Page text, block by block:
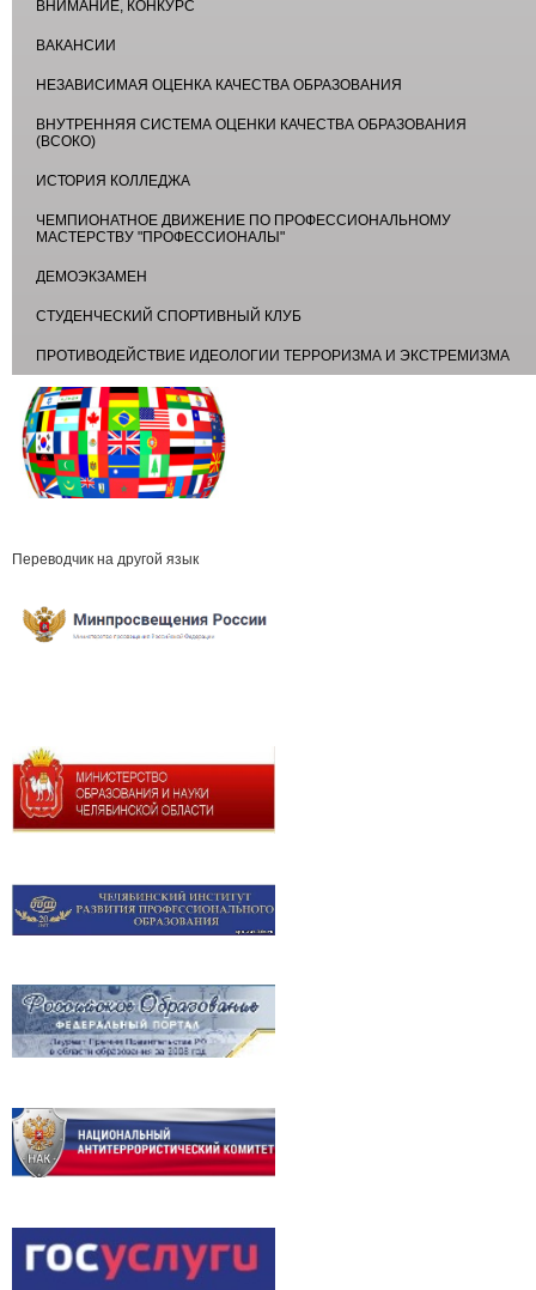
ВНИМАНИЕ, КОНКУРС
ВАКАНСИИ
НЕЗАВИСИМАЯ ОЦЕНКА КАЧЕСТВА ОБРАЗОВАНИЯ
ВНУТРЕННЯЯ СИСТЕМА ОЦЕНКИ КАЧЕСТВА ОБРАЗОВАНИЯ
(ВСОКО)
ИСТОРИЯ КОЛЛЕДЖА
ЧЕМПИОНАТНОЕ ДВИЖЕНИЕ ПО ПРОФЕССИОНАЛЬНОМУ
МАСТЕРСТВУ "ПРОФЕССИОНАЛЫ"
ДЕМОЭКЗАМЕН
СТУДЕНЧЕСКИЙ СПОРТИВНЫЙ КЛУБ
ПРОТИВОДЕЙСТВИЕ ИДЕОЛОГИИ ТЕРРОРИЗМА И ЭКСТРЕМИЗМА
Переводчик на другой язык